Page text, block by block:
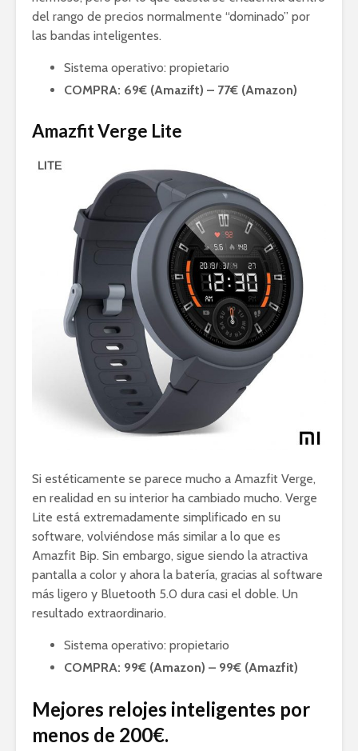
del rango de precios normalmente “dominado” por
las bandas inteligentes.
Sistema operativo: propietario
COMPRA: 69€ (Amazift) – 77€ (Amazon)
Amazfit Verge Lite
Si estéticamente se parece mucho a Amazfit Verge,
en realidad en su interior ha cambiado mucho. Verge
Lite está extremadamente simplificado en su
software, volviéndose más similar a lo que es
Amazfit Bip. Sin embargo, sigue siendo la atractiva
pantalla a color y ahora la batería, gracias al software
más ligero y Bluetooth 5.0 dura casi el doble. Un
resultado extraordinario.
Sistema operativo: propietario
COMPRA: 99€ (Amazon) – 99€ (Amazfit)
Mejores relojes inteligentes por
menos de 200€.